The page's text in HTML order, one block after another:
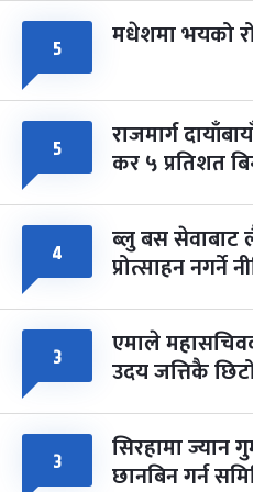
५ मधेशमा भयको
५ राजमार्ग
कर ५ प्रतिशत
४ ब्लु बस सेवाबाट
प्रोत्साहन नगर्ने
३ एमाले
उदय जत्तिकै
३ सिरहामा ज्यान
छानबिन गर्न